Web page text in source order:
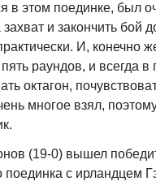
в этом поединке, был
и закончить бой
И, конечно
пять раундов, и всегда
октагон,
многое взял,
(19-0) вышел
поединка с ирландцем